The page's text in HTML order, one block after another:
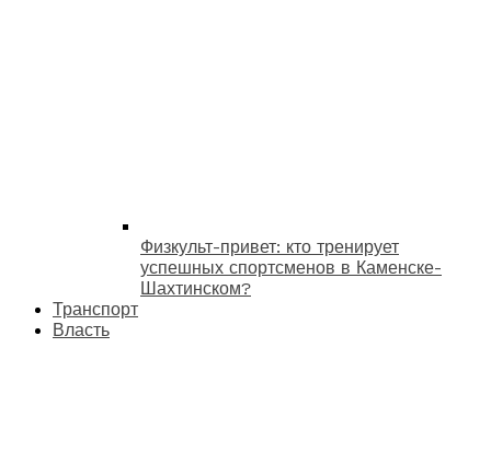
Физкульт-привет: кто тренирует
успешных спортсменов в Каменске-
Шахтинском?
Транспорт
Власть